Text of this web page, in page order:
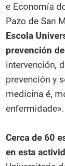
e Economía
Pazo de San
Escola
prevención
intervención,
prevención y
medicina é,
enfermidade».
Cerca de 60
en esta